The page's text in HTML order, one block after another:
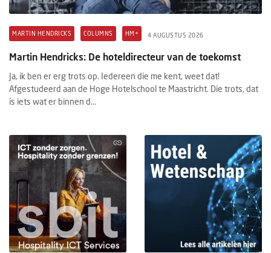
MARTIN HENDRICKS COLUMNS HM+ 4 AUGUSTUS 2026
Martin Hendricks: De hoteldirecteur van de toekomst
Ja, ik ben er erg trots op. Iedereen die me kent, weet dat!
Afgestudeerd aan de Hoge Hotelschool te Maastricht. Die trots, dat
is iets wat er binnen d...